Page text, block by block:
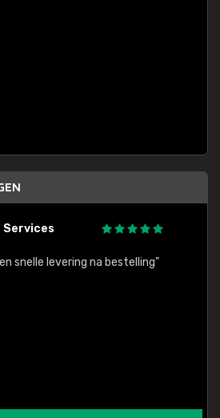
Services
snelle levering na bestelling"